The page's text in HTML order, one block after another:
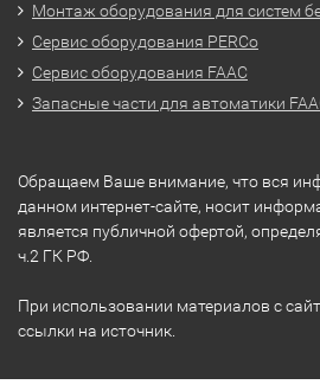
Монтаж оборудования для систем
Сервис оборудования PERCo
Сервис оборудования FAAC
Запасные части для автоматики
Обращаем Ваше внимание, что вся
данном интернет-сайте, носит
является публичной офертой,
ч.2 ГК РФ.
При использовании материалов с
ссылки на источник.